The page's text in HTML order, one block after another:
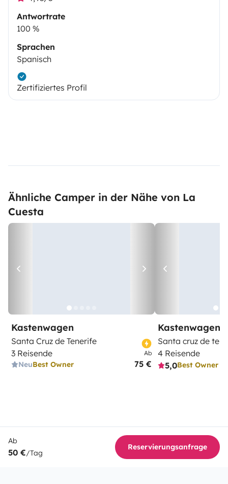
Antwortrate
100 %
Sprachen
Spanisch
Zertifiziertes Profil
Ähnliche Camper in der Nähe von La
Cuesta
Kastenwagen
Santa Cruz de Tenerife
3 Reisende
NeuBest Owner
Ab
75 €
Kastenwagen
Santa cruz de
4 Reisende
5,0Best Owner
Ab
50 €/Tag
Reservierungsanfrage